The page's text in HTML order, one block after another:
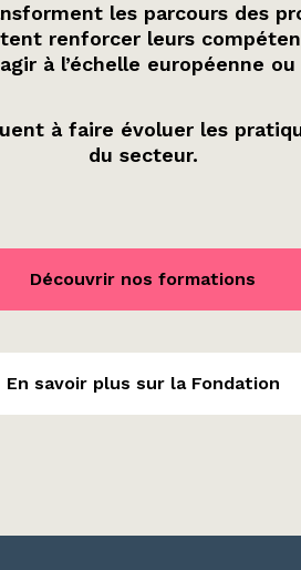
les parcours des
renforcer leurs
à l’échelle européenne
à faire évoluer les
du secteur.
Découvrir nos formations
En savoir plus sur la Fondation